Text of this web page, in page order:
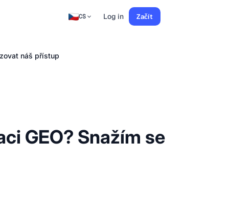
CS Log in Začít
náš přístup
GEO? Snažím se